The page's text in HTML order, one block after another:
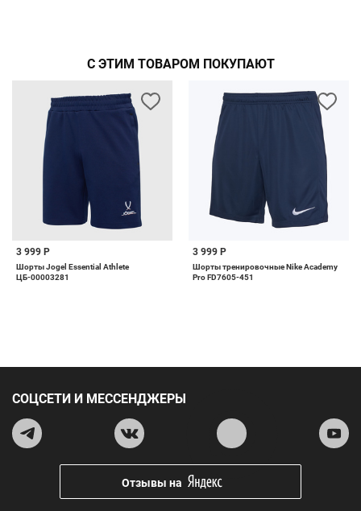
С ЭТИМ ТОВАРОМ ПОКУПАЮТ
3 999 Р
Шорты Jogel Essential Athlete
ЦБ-00003281
3 999 Р
Шорты тренировочные Nike Academy
Pro FD7605-451
СОЦСЕТИ И МЕССЕНДЖЕРЫ
Отзывы на